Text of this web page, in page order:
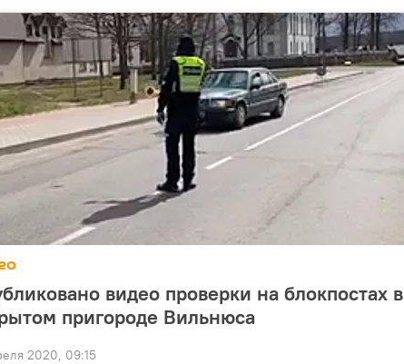
видео проверки на блокпостах в
пригороде Вильнюса
2020, 09:15